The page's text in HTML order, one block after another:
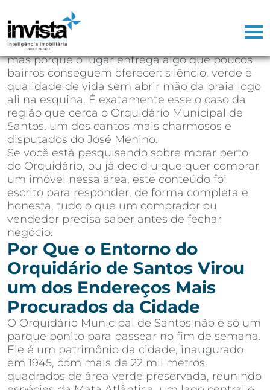
corretor de imóveis na Baixada Santista,
aprendi que existem regiões que vendem
sozinhas. Não porque o marketing seja bom,
mas porque o lugar entrega algo que poucos
bairros conseguem oferecer: silêncio, verde e
qualidade de vida sem abrir mão da praia logo
ali na esquina. É exatamente esse o caso da
região que cerca o Orquidário Municipal de
Santos, um dos cantos mais charmosos e
disputados do José Menino.
Se você está pesquisando sobre morar perto
do Orquidário, ou já decidiu que quer comprar
um imóvel nessa área, este conteúdo foi
escrito para responder, de forma completa e
honesta, tudo o que um comprador ou
vendedor precisa saber antes de fechar
negócio.
Por Que o Entorno do
Orquidário de Santos Virou
um dos Endereços Mais
Procurados da Cidade
O Orquidário Municipal de Santos não é só um
parque bonito para passear no fim de semana.
Ele é um patrimônio da cidade, inaugurado
em 1945, com mais de 22 mil metros
quadrados de área verde preservada, reunindo